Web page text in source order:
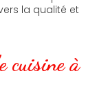
la qualité et
cuisine à